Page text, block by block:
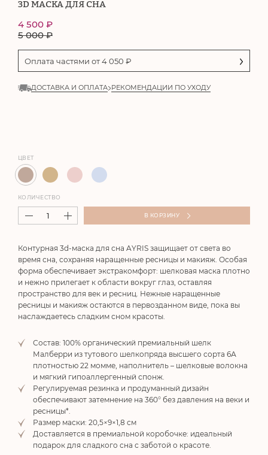
3D МАСКА ДЛЯ СНА
5 000₽
4 500 ₽
Оплата частями от4 050 ₽
ДОСТАВКА И ОПЛАТА РЕКОМЕНДАЦИИ ПО УХОДУ
Контурная 3d-маска для сна AYRIS защищает от света во
время сна, сохраняя наращенные ресницы и макияж. Особая
форма обеспечивает экстракомфорт: шелковая маска плотно
и нежно прилегает к области вокруг глаз, оставляя
пространство для век и ресниц. Нежные наращенные
ресницы и макияж остаются в первозданном виде, пока вы
наслаждаетесь сладким сном красоты.
Состав: 100% органический премиальный шелк
Малберри из тутового шелкопряда высшего сорта 6А
плотностью 22 момме, наполнитель – шелковые волокна
и мягкий гипоаллергенный спонж.
Регулируемая резинка и продуманный дизайн
обеспечивают затемнение на 360° без давления на веки и
ресницы*.
Размер маски: 20,5×9×1,8 см
Доставляется в премиальной коробочке: идеальный
подарок для сладкого сна с заботой о красоте.
ЦВЕТ
КОЛИЧЕСТВО
В КОРЗИНУ